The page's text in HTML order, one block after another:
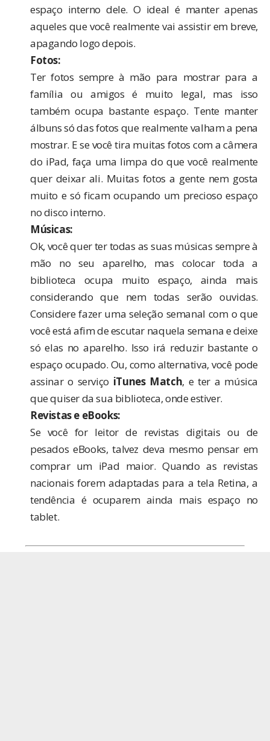
espaço interno dele. O ideal é manter apenas
aqueles que você realmente vai assistir em breve,
apagando logo depois.
Fotos:
Ter fotos sempre à mão para mostrar para a
família ou amigos é muito legal, mas isso
também ocupa bastante espaço. Tente manter
álbuns só das fotos que realmente valham a pena
mostrar. E se você tira muitas fotos com a câmera
do iPad, faça uma limpa do que você realmente
quer deixar ali. Muitas fotos a gente nem gosta
muito e só ficam ocupando um precioso espaço
no disco interno.
Músicas:
Ok, você quer ter todas as suas músicas sempre à
mão no seu aparelho, mas colocar toda a
biblioteca ocupa muito espaço, ainda mais
considerando que nem todas serão ouvidas.
Considere fazer uma seleção semanal com o que
você está afim de escutar naquela semana e deixe
só elas no aparelho. Isso irá reduzir bastante o
espaço ocupado. Ou, como alternativa, você pode
assinar o serviço iTunes Match, e ter a música
que quiser da sua biblioteca, onde estiver.
Revistas e eBooks:
Se você for leitor de revistas digitais ou de
pesados eBooks, talvez deva mesmo pensar em
comprar um iPad maior. Quando as revistas
nacionais forem adaptadas para a tela Retina, a
tendência é ocuparem ainda mais espaço no
tablet.